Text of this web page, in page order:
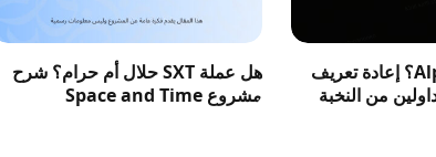
ما هو متداول Alpha؟ إعادة تعريف
من النخبة
هل عملة SXT حلال أم حرام؟ شرح
مشروع Space and Time